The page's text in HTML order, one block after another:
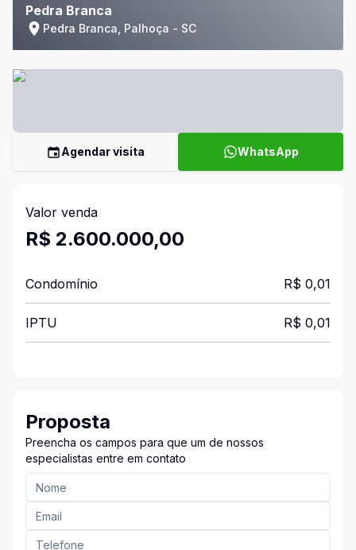
Pedra Branca
Pedra Branca, Palhoça - SC
Agendar visita WhatsApp
Valor venda
R$ 2.600.000,00
Condomínio R$ 0,01
IPTU R$ 0,01
Proposta
Preencha os campos para que um de nossos
especialistas entre em contato